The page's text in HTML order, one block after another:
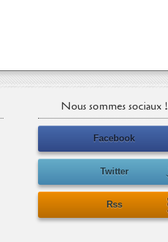
Nous sommes sociaux !
Facebook
Twitter
Rss